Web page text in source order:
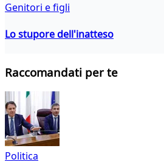
Genitori e figli
Lo stupore dell'inatteso
Raccomandati per te
Politica